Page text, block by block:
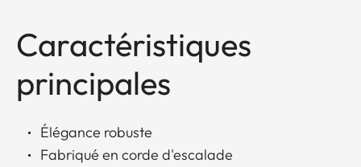
Caractéristiques
principales
Élégance robuste
Fabriqué en corde d'escalade